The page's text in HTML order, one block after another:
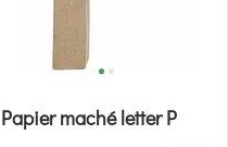
Papier maché letter P